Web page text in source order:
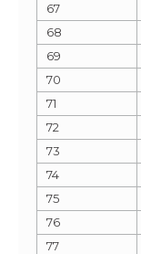
67
68
69
70
71
72
73
74
75
76
77